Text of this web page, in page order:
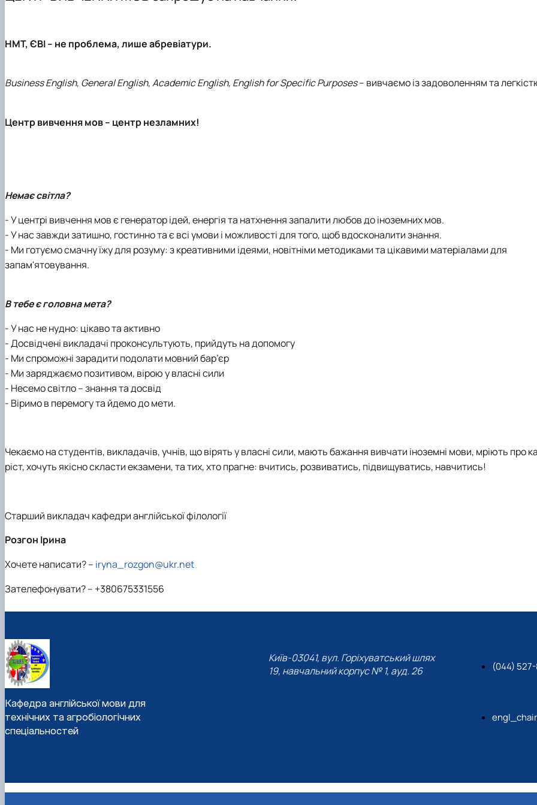
Виховна робота
НМТ, ЄВІ– не проблема, лише абревіатури.
Business English, General English, Academic English, English for Specific Purposes– вивчаємо із задоволенням та
Центр вивчення мов – центр незламних!
Немає світла?
- У центрі вивчення мов є генератор ідей, енергія та натхнення запалити любов до іноземних мов.
- У нас завжди затишно, гостинно та є всі умови і можливості для того, щоб вдосконалити знання.
- Ми готуємо смачну їжу для розуму: з креативними ідеями, новітніми методиками та цікавими матеріалами для
запам'ятовування.
В тебе є головна мета?
- У нас не нудно: цікаво та активно
- Досвідчені викладачі проконсультують, прийдуть на допомогу
- Ми спроможні зарадити подолати мовний бар’єр
- Ми заряджаємо позитивом, вірою у власні сили
- Несемо світло – знання та досвід
- Віримо в перемогу та йдемо до мети.
Чекаємо на студентів, викладачів, учнів, що вірять у власні сили, мають бажання вивчати іноземні мови, мріють про
ріст, хочуть якісно скласти екзамени, та тих, хто прагне: вчитись, розвиватись, підвищуватись, навчитись!
Старший викладач кафедри англійської філології
Розгон Ірина
Хочете написати? – iryna_rozgon@ukr.net
Зателефонувати? – +380675331556
Кафедра англійської мови для
технічних та агробіологічних
спеціальностей
Київ-03041, вул. Горіхуватський шлях
19, навчальний корпус № 1, ауд. 26
(044) 527-